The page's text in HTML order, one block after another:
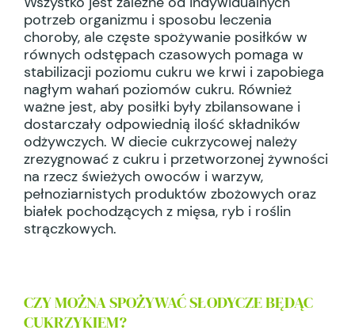
potrzeb organizmu i sposobu leczenia
choroby, ale częste spożywanie posiłków w
równych odstępach czasowych pomaga w
stabilizacji poziomu cukru we krwi i zapobiega
nagłym wahań poziomów cukru. Również
ważne jest, aby posiłki były zbilansowane i
dostarczały odpowiednią ilość składników
odżywczych. W diecie cukrzycowej należy
zrezygnować z cukru i przetworzonej żywności
na rzecz świeżych owoców i warzyw,
pełnoziarnistych produktów zbożowych oraz
białek pochodzących z mięsa, ryb i roślin
strączkowych.
CZY MOŻNA SPOŻYWAĆ SŁODYCZE BĘDĄC
CUKRZYKIEM?